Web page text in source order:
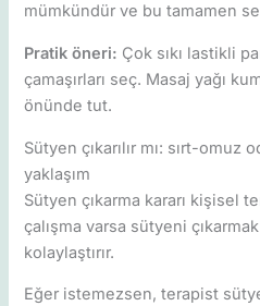
mümkündür ve bu tamamen
Pratik öneri: Çok sıkı lastikli
çamaşırları seç. Masaj yağı
önünde tut.
Sütyen çıkarılır mı: sırt-omuz
yaklaşım
Sütyen çıkarma kararı kişisel
çalışma varsa sütyeni
kolaylaştırır.
Eğer istemezsen, terapist